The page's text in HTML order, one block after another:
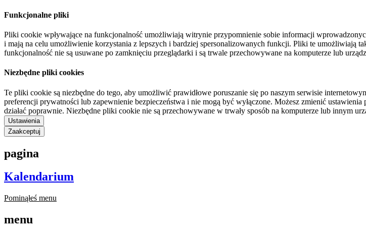
Funkcjonalne pliki
Pliki cookie wpływające na funkcjonalność umożliwiają witrynie przypomnienie sobie informacji
i mają na celu umożliwienie korzystania z lepszych i bardziej spersonalizowanych funkcji. Pliki te umożliwiają
funkcjonalność nie są usuwane po zamknięciu przeglądarki i są trwale przechowywane na komputerze lub
Niezbędne pliki cookies
Te pliki cookie są niezbędne do tego, aby umożliwić prawidłowe poruszanie się po naszym serwisie
preferencji prywatności lub zapewnienie bezpieczeństwa i nie mogą być wyłączone. Możesz zmienić
działać poprawnie. Niezbędne pliki cookie nie są przechowywane w trwały sposób na komputerze lub innym
Ustawienia
Zaakceptuj
pagina
Kalendarium
Pominąłeś menu
menu